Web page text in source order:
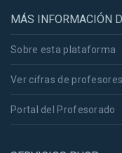
MÁS INFORMACIÓN
Sobre esta plataforma
Ver cifras de profesores
Portal del Profesorado